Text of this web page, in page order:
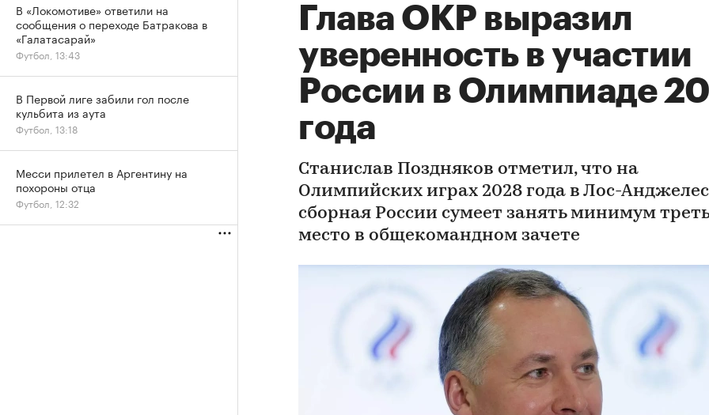
Глава ОКР выразил
уверенность в участии
России в Олимпиаде
года
Станислав Поздняков отметил, что на
Олимпийских играх 2028 года в Лос-
сборная России сумеет занять минимум
место в общекомандном зачете
В «Локомотиве» ответили на
сообщения о переходе Батракова в
«Галатасарай»
Футбол, 13:43
В Первой лиге забили гол после
кульбита из аута
Футбол, 13:18
Месси прилетел в Аргентину на
похороны отца
Футбол, 12:32